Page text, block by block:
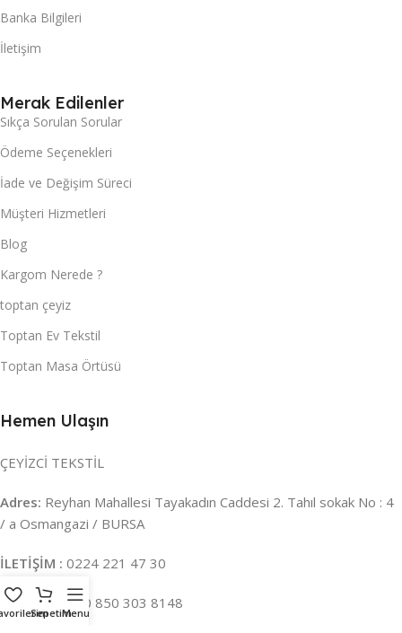
Banka Bilgileri
İletişim
Merak Edilenler
Sıkça Sorulan Sorular
Ödeme Seçenekleri
İade ve Değişim Süreci
Müşteri Hizmetleri
Blog
Kargom Nerede ?
toptan çeyiz
Toptan Ev Tekstil
Toptan Masa Örtüsü
Hemen Ulaşın
ÇEYİZCİ TEKSTİL
Adres: Reyhan Mahallesi Tayakadın Caddesi 2. Tahıl sokak No : 4
/ a Osmangazi / BURSA
İLETİŞİM : 0224 221 47 30
WHATSAPP :0 850 303 8148
SepetimMenu